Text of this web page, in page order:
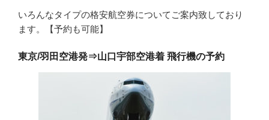
いろんなタイプの格安航空券についてご案内致しており
ます。【予約も可能】
東京/羽田空港発⇒山口宇部空港着 飛行機の予約